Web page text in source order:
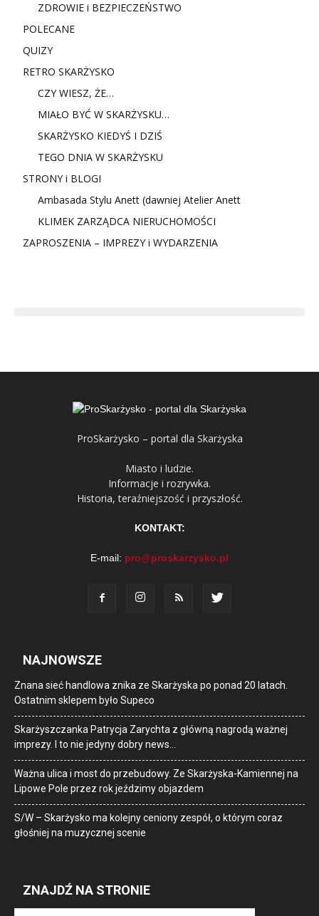
ZDROWIE i BEZPIECZEŃSTWO
POLECANE
QUIZY
RETRO SKARŻYSKO
CZY WIESZ, ŻE…
MIAŁO BYĆ W SKARŻYSKU…
SKARŻYSKO KIEDYŚ I DZIŚ
TEGO DNIA W SKARŻYSKU
STRONY i BLOGI
Ambasada Stylu Anett (dawniej Atelier Anett
KLIMEK ZARZĄDCA NIERUCHOMOŚCI
ZAPROSZENIA – IMPREZY i WYDARZENIA
ProSkarżysko – portal dla Skarżyska
Miasto i ludzie.
Informacje i rozrywka.
Historia, teraźniejszość i przyszłość.
KONTAKT:
E-mail: pro@proskarzysko.pl
NAJNOWSZE
Znana sieć handlowa znika ze Skarżyska po ponad 20 latach.
Ostatnim sklepem było Supeco
Skarżyszczanka Patrycja Zarychta z główną nagrodą ważnej
imprezy. I to nie jedyny dobry news…
Ważna ulica i most do przebudowy. Ze Skarżyska-Kamiennej na
Lipowe Pole przez rok jeździmy objazdem
S/W – Skarżysko ma kolejny ceniony zespół, o którym coraz
głośniej na muzycznej scenie
ZNAJDŹ NA STRONIE